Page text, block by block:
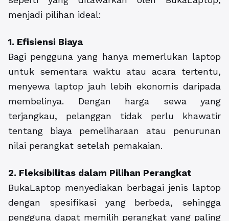
menjadi pilihan ideal:
1. Efisiensi Biaya
Bagi pengguna yang hanya memerlukan laptop
untuk sementara waktu atau acara tertentu,
menyewa laptop jauh lebih ekonomis daripada
membelinya. Dengan harga sewa yang
terjangkau, pelanggan tidak perlu khawatir
tentang biaya pemeliharaan atau penurunan
nilai perangkat setelah pemakaian.
2. Fleksibilitas dalam Pilihan Perangkat
BukaLaptop menyediakan berbagai jenis laptop
dengan spesifikasi yang berbeda, sehingga
pengguna dapat memilih perangkat yang paling